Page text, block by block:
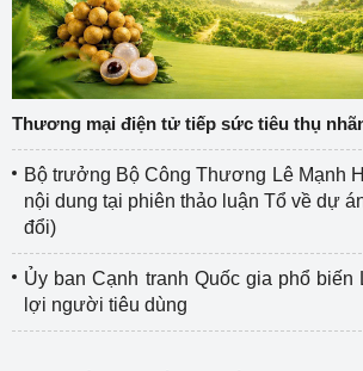
Thương mại điện tử tiếp sức tiêu thụ
Bộ trưởng Bộ Công Thương Lê Mạnh
nội dung tại phiên thảo luận Tổ về dự
đổi)
Ủy ban Cạnh tranh Quốc gia phổ biến
lợi người tiêu dùng